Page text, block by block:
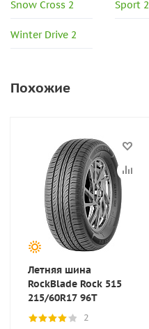
Snow Cross 2 Sport 2
Winter Drive 2
Похожие
Летняя шина
RockBlade Rock 515
215/60R17 96T
2